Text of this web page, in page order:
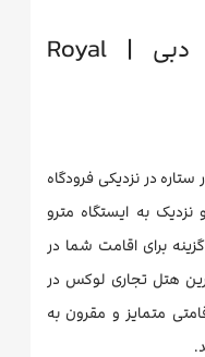
هتل رویال کنتیننتال دبی | Royal
در نزدیکی فرودگاه
به ایستگاه مترو
برای اقامت شما در
هتل تجاری لوکس در
متمایز و مقرون به